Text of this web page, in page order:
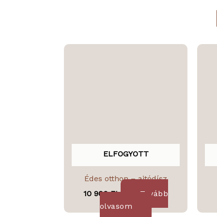
ELFOGYOTT
Édes otthon – ajtódísz
10 900Ft
Tovább
olvasom